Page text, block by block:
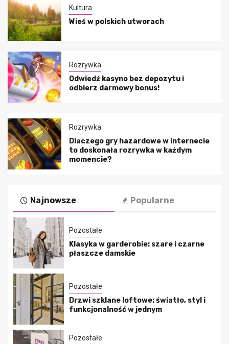
Kultura
Wieś w polskich utworach
Rozrywka
Odwiedź kasyno bez depozytu i
odbierz darmowy bonus!
Rozrywka
Dlaczego gry hazardowe w internecie
to doskonała rozrywka w każdym
momencie?
Najnowsze Popularne
Pozostałe
Klasyka w garderobie: szare i czarne
płaszcze damskie
Pozostałe
Drzwi szklane loftowe: światło, styl i
funkcjonalność w jednym
Pozostałe